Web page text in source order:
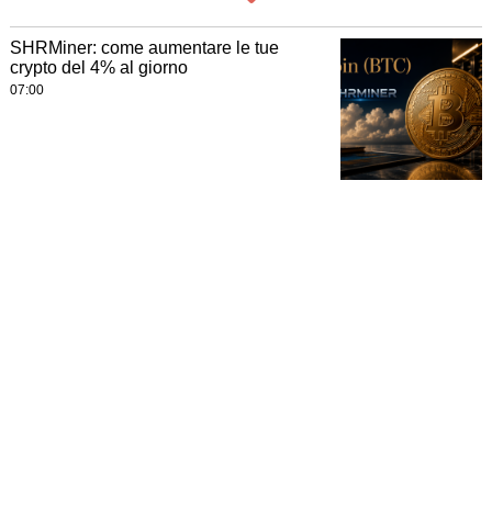
SHRMiner: come aumentare le tue
crypto del 4% al giorno
07:00